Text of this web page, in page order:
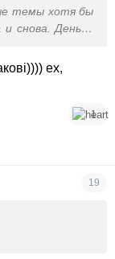
темы хотя бы
снова. Деньги
ех,
1
19